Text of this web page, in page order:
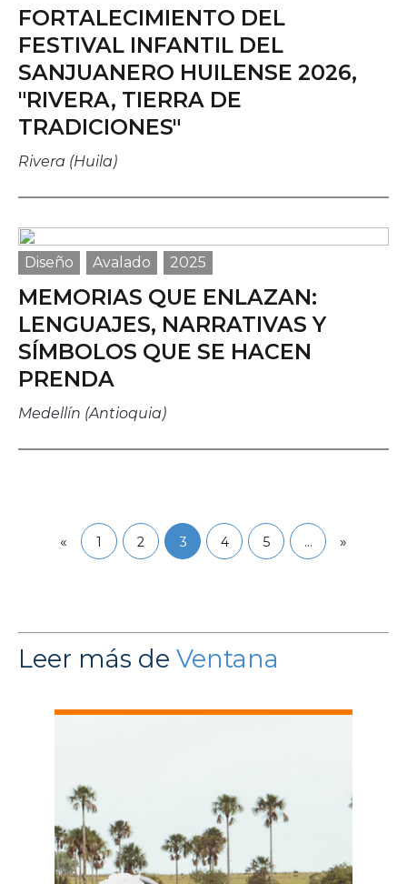
FORTALECIMIENTO DEL
FESTIVAL INFANTIL DEL
SANJUANERO HUILENSE 2026,
"RIVERA, TIERRA DE
TRADICIONES"
Rivera (Huila)
Diseño Avalado 2025
MEMORIAS QUE ENLAZAN:
LENGUAJES, NARRATIVAS Y
SÍMBOLOS QUE SE HACEN
PRENDA
Medellín (Antioquia)
« 1 2 3 4 5 … »
Leer más de Ventana